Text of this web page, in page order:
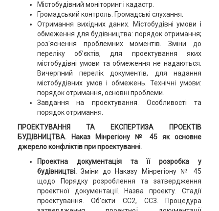
Містобудівний моніторинг і кадастр.
Громадський контроль. Громадські слухання.
Отримання вихідних даних. Містобудівні умови і
обмеження для будівництва: порядок отримання;
роз'яснення проблемних моментів. Зміни до
переліку об’єктів, для проектування яких
містобудівні умови та обмеження не надаються.
Вичерпний перелік документів, для надання
містобудівних умов і обмежень. Технічні умови:
порядок отримання, основні проблеми.
Завдання на проектування. Особливості та
порядок отримання.
ПРОЕКТУВАННЯ ТА ЕКСПЕРТИЗА ПРОЕКТІВ
БУДІВНИЦТВА. Наказ Мінрегіону № 45 як основне
джерело конфліктів при проектуванні.
Проектна документація та її розробка у
будівництві.Зміни до Наказу Мінрегіону № 45
щодо Порядку розроблення та затвердження
проектної документації. Назва проекту. Стадії
проектування. Об’єкти СС2, СС3. Процедура